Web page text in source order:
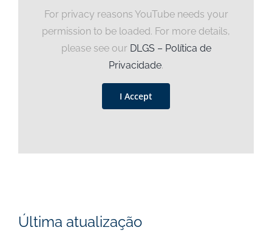
For privacy reasons YouTube needs your
permission to be loaded. For more details,
please see our DLGS – Política de
Privacidade.
I Accept
Última atualização